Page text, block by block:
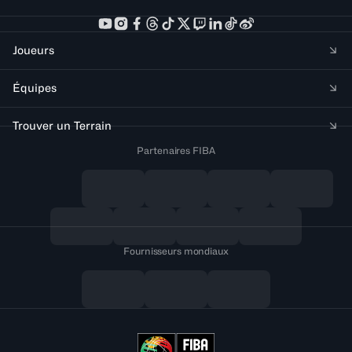
Joueurs
Équipes
Trouver un Terrain
Partenaires FIBA
Fournisseurs mondiaux